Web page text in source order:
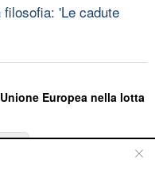
filosofia: 'Le cadute
Europea nella lotta